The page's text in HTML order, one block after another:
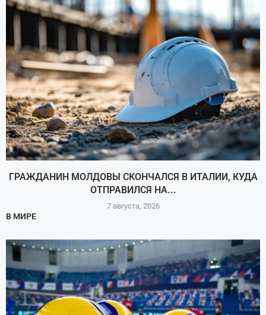
ГРАЖДАНИН МОЛДОВЫ СКОНЧАЛСЯ В ИТАЛИИ, КУДА
ОТПРАВИЛСЯ НА...
7 августа, 2026
В МИРЕ